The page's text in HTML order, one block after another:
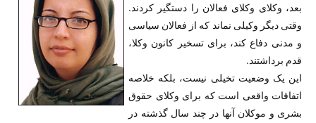
بعد، وکلای وکلای فعالان را دستگیر کردند.
وقتی دیگر وکیلی نماند که از فعالان سیاسی
و مدنی دفاع کند، برای تسخیر کانون وکلا،
قدم برداشتند.
این یک وضعیت تخیلی نیست، بلکه خلاصه
اتفاقات واقعی است که برای وکلای حقوق
بشری و موکلان آنها در چند سال گذشته در